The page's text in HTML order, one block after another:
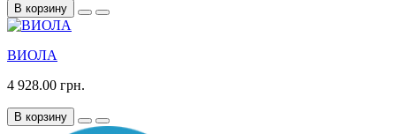
В корзину
ВИОЛА
4 928.00 грн.
В корзину